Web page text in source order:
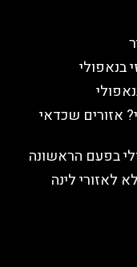
בנאפולי
אזורים שכדאי
בפעם הראשונה
לאזורי לינה